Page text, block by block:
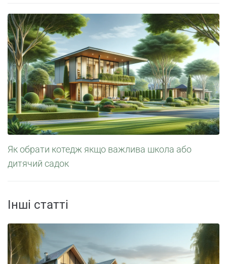
Як обрати котедж якщо важлива школа або
дитячий садок
Інші статті